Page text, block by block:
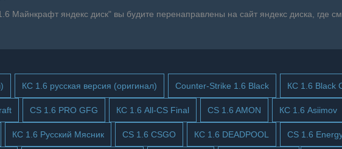
Майнкрафт яндекс диск" вы будите перенаправлены на сайт яндекс диска, где
КС 1.6 русская версия (оригинал) Counter-Strike 1.6 Black КС 1.6 Black
CS 1.6 PRO GFG КС 1.6 All-CS Final CS 1.6 AMON КС 1.6 Asiimov
КС 1.6 Русский Мясник CS 1.6 CSGO КС 1.6 DEADPOOL CS 1.6